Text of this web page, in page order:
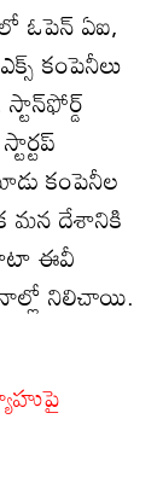
ఏఐ,
కంపెనీలు
కంపెనీల
మన దేశానికి
ఈవీ
నిలిచాయి.